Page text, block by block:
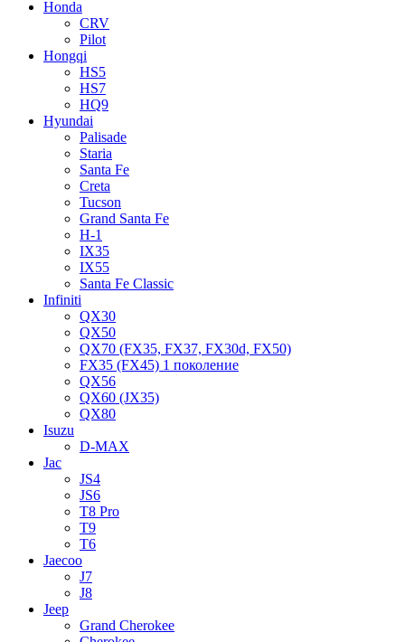
Honda
CRV
Pilot
Hongqi
HS5
HS7
HQ9
Hyundai
Palisade
Staria
Santa Fe
Creta
Tucson
Grand Santa Fe
H-1
IX35
IX55
Santa Fe Classic
Infiniti
QX30
QX50
QX70 (FX35, FX37, FX30d, FX50)
FX35 (FX45) 1 поколение
QX56
QX60 (JX35)
QX80
Isuzu
D-MAX
Jac
JS4
JS6
T8 Pro
T9
T6
Jaecoo
J7
J8
Jeep
Grand Cherokee